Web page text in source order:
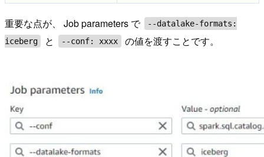
重要な点が、 Job parameters で
--datalake-formats:
iceberg
と --conf: xxxx の値を渡すことです。